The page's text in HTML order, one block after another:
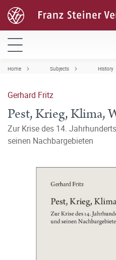
Home Subjects History
Gerhard Fritz
Pest, Krieg, Klima,
Zur Krise des 14.
seinen Nachbargebieten